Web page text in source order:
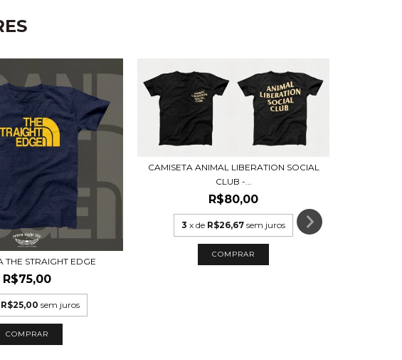
THE STRAIGHT EDGE
R$75,00
R$25,00 sem juros
COMPRAR
CAMISETA ANIMAL LIBERATION SOCIAL
CLUB -...
R$80,00
3 x de R$26,67 sem juros
COMPRAR